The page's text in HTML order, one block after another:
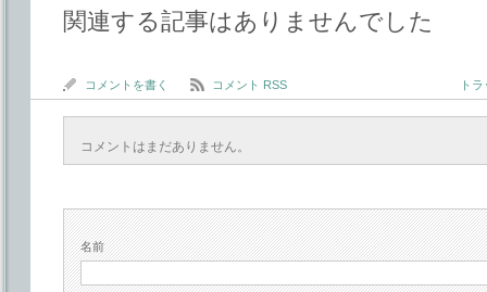
関連する記事はありませんでした
コメントを書く コメント RSS ト
コメントはまだありません。
名前